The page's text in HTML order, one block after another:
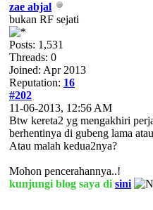
zae abjal
bukan RF sejati
Posts: 1,531
Threads: 0
Joined: Apr 2013
Reputation: 16
#202
11-06-2013, 12:56 AM
Btw kereta2 yg mengakhiri
berhentinya di gubeng lama
Atau malah kedua2nya?
Mohon pencerahannya..!
kunjungi blog saya di sini